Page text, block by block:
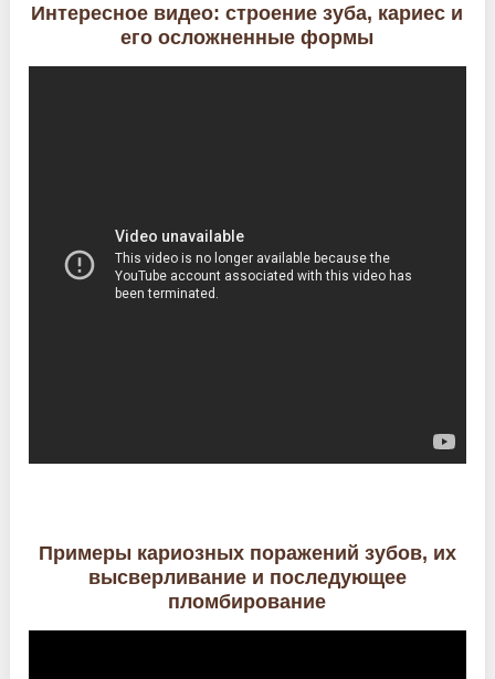
Интересное видео: строение зуба, кариес и
его осложненные формы
Примеры кариозных поражений зубов, их
высверливание и последующее
пломбирование